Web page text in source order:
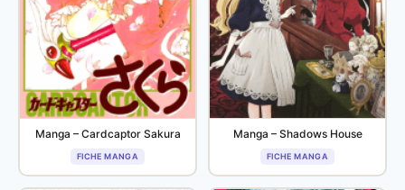
Manga – Cardcaptor Sakura
FICHE MANGA
Manga – Shadows House
FICHE MANGA